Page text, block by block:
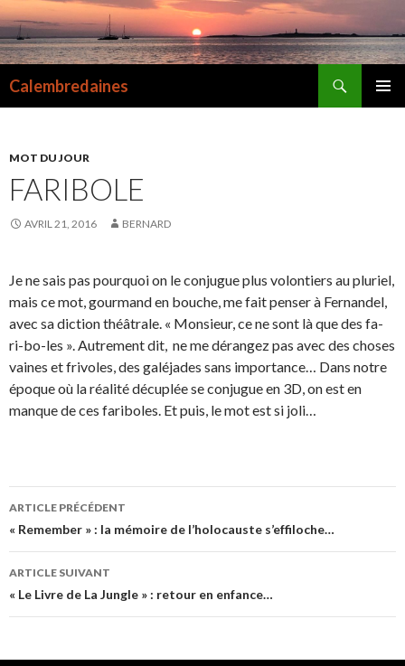
Calembredaines
MOT DU JOUR
FARIBOLE
AVRIL 21, 2016 BERNARD
Je ne sais pas pourquoi on le conjugue plus volontiers au pluriel,
mais ce mot, gourmand en bouche, me fait penser à Fernandel,
avec sa diction théâtrale. « Monsieur, ce ne sont là que des fa-
ri-bo-les ». Autrement dit, ne me dérangez pas avec des choses
vaines et frivoles, des galéjades sans importance… Dans notre
époque où la réalité décuplée se conjugue en 3D, on est en
manque de ces fariboles. Et puis, le mot est si joli…
Navigation
des
articles
ARTICLE PRÉCÉDENT
« Remember » : la mémoire de l’holocauste s’effiloche…
ARTICLE SUIVANT
« Le Livre de La Jungle » : retour en enfance…